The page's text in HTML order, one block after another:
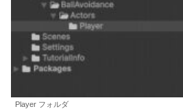
Player フォルダ